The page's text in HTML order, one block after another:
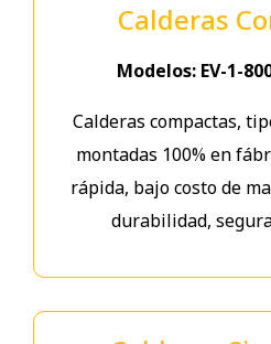
Calderas
Modelos: EV-1-
Calderas compactas,
montadas 100% en
rápida, bajo costo de
durabilidad,